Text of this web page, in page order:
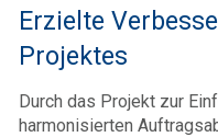
Erzielte
Projektes
Durch das Projekt zur
harmonisierten